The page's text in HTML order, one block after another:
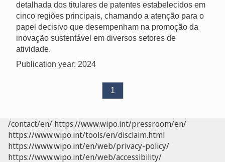
detalhada dos titulares de patentes estabelecidos em
cinco regiões principais, chamando a atenção para o
papel decisivo que desempenham na promoção da
inovação sustentável em diversos setores de
atividade.
Publication year: 2024
1
/contact/en/ https://www.wipo.int/pressroom/en/
https://www.wipo.int/tools/en/disclaim.html
https://www.wipo.int/en/web/privacy-policy/
https://www.wipo.int/en/web/accessibility/